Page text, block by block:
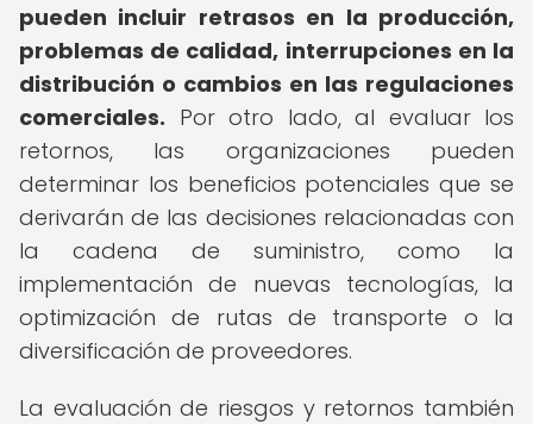
pueden incluir retrasos en la producción,
problemas de calidad, interrupciones en la
distribución o cambios en las regulaciones
comerciales. Por otro lado, al evaluar los
retornos, las organizaciones pueden
determinar los beneficios potenciales que se
derivarán de las decisiones relacionadas con
la cadena de suministro, como la
implementación de nuevas tecnologías, la
optimización de rutas de transporte o la
diversificación de proveedores.
La evaluación de riesgos y retornos también